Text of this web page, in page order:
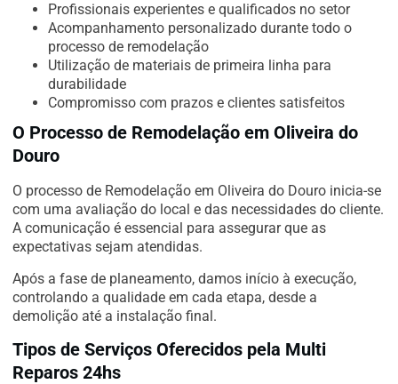
Profissionais experientes e qualificados no setor
Acompanhamento personalizado durante todo o
processo de remodelação
Utilização de materiais de primeira linha para
durabilidade
Compromisso com prazos e clientes satisfeitos
O Processo de Remodelação em Oliveira do
Douro
O processo de Remodelação em Oliveira do Douro inicia-se
com uma avaliação do local e das necessidades do cliente.
A comunicação é essencial para assegurar que as
expectativas sejam atendidas.
Após a fase de planeamento, damos início à execução,
controlando a qualidade em cada etapa, desde a
demolição até a instalação final.
Tipos de Serviços Oferecidos pela Multi
Reparos 24hs